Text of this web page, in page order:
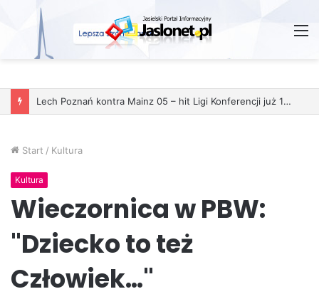
Start / Kultura
Kultura
Wieczornica w PBW:
"Dziecko to też
Człowiek…"